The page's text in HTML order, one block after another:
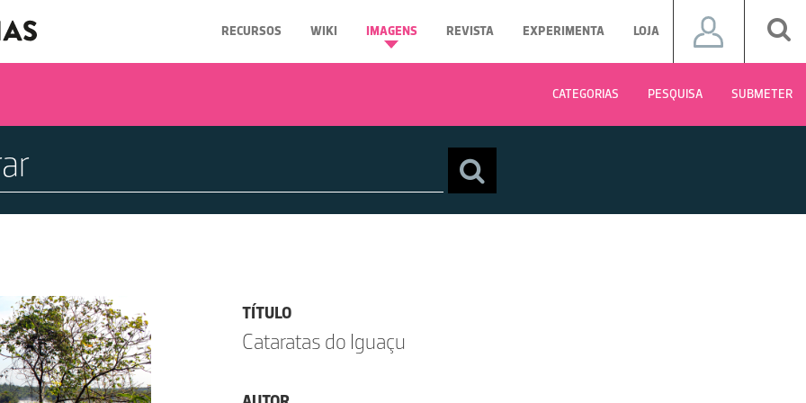
RECURSOS WIKI IMAGENS REVISTA EXPERIMENTA LOJA
CATEGORIAS PESQUISA SUBMETER
TÍTULO
Cataratas do Iguaçu